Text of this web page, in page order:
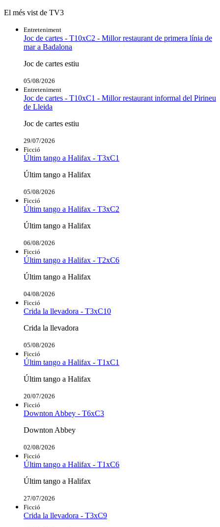
El més vist de TV3
Entreteniment
Joc de cartes - T10xC2 - Millor restaurant de primera línia de
mar a Badalona
Joc de cartes estiu
05/08/2026
Entreteniment
Joc de cartes - T10xC1 - Millor restaurant informal del Pirineu
de Lleida
Joc de cartes estiu
29/07/2026
Ficció
Últim tango a Halifax - T3xC1
Últim tango a Halifax
05/08/2026
Ficció
Últim tango a Halifax - T3xC2
Últim tango a Halifax
06/08/2026
Ficció
Últim tango a Halifax - T2xC6
Últim tango a Halifax
04/08/2026
Ficció
Crida la llevadora - T3xC10
Crida la llevadora
05/08/2026
Ficció
Últim tango a Halifax - T1xC1
Últim tango a Halifax
20/07/2026
Ficció
Downton Abbey - T6xC3
Downton Abbey
02/08/2026
Ficció
Últim tango a Halifax - T1xC6
Últim tango a Halifax
27/07/2026
Ficció
Crida la llevadora - T3xC9